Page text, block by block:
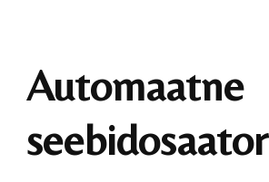
Automaatne
seebidosaator